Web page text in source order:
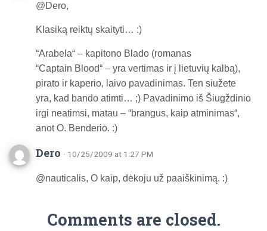
@Dero,
Klasiką reiktų skaityti… :)
“Arabela“ – kapitono Blado (romanas
“Captain Blood“ – yra vertimas ir į lietuvių kalbą),
pirato ir kaperio, laivo pavadinimas. Ten siužete
yra, kad bando atimti… ;) Pavadinimo iš Šiugždinio
irgi neatimsi, matau – “brangus, kaip atminimas“,
anot O. Benderio. :)
Dero · 10/25/2009 at 1:27 PM
@nauticalis, O kaip, dėkoju už paaiškinimą. :)
Comments are closed.